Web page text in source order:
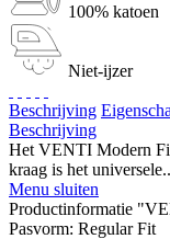
100% katoen
Niet-ijzer
Beschrijving
Beschrijving
Het VENTI Modern
kraag is het
Menu sluiten
Productinformatie
Pasvorm: Regular Fit